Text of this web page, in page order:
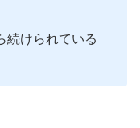
続けられている